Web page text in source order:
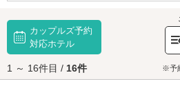
ています。施設内には客席数最大1,370席の
議室、小会議室などがあり、コンサートや
用途で利用されています。本格的な音響を
を鑑賞しませんか？
函館市民会館へは、
函館・東山エリアのラ
です。
カップルズ予約
対応ホテル
1 ～ 16件目 / 16件 ※予